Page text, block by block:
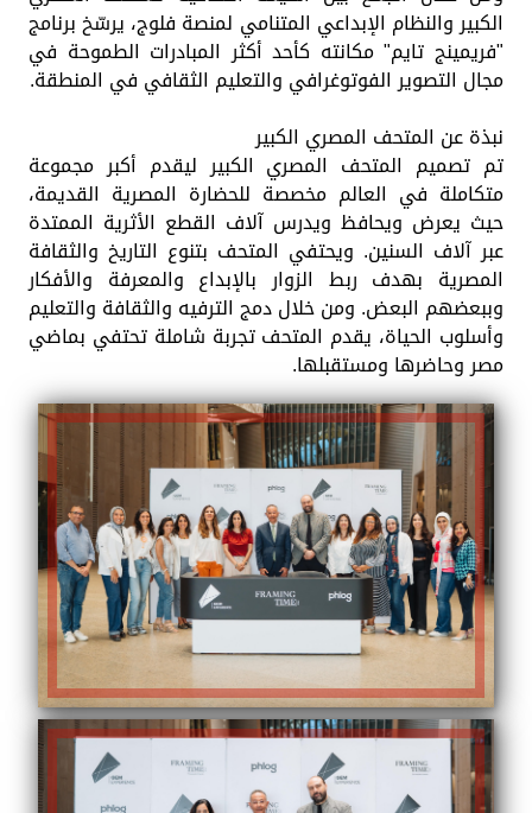
الكبير والنظام الإبداعي المتنامي لمنصة فلوج، يرسّخ برنامج
"فريمينج تايم" مكانته كأحد أكثر المبادرات الطموحة في
مجال التصوير الفوتوغرافي والتعليم الثقافي في المنطقة.
نبذة عن المتحف المصري الكبير
تم تصميم المتحف المصري الكبير ليقدم أكبر مجموعة
متكاملة في العالم مخصصة للحضارة المصرية القديمة،
حيث يعرض ويحافظ ويدرس آلاف القطع الأثرية الممتدة
عبر آلاف السنين. ويحتفي المتحف بتنوع التاريخ والثقافة
المصرية بهدف ربط الزوار بالإبداع والمعرفة والأفكار
وببعضهم البعض. ومن خلال دمج الترفيه والثقافة والتعليم
وأسلوب الحياة، يقدم المتحف تجربة شاملة تحتفي بماضي
مصر وحاضرها ومستقبلها.